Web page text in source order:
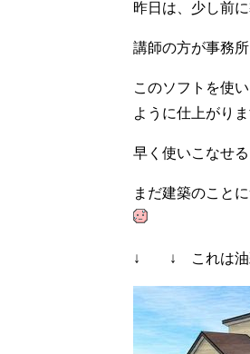
昨日は、少し前
講師の方が事務
このソフトを使
ように仕上がり
早く使いこなせ
まだ建築のこと
↓ ↓ これは油彩